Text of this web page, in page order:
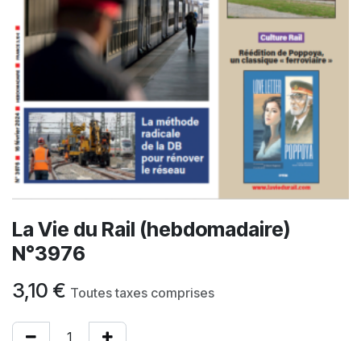
La Vie du Rail (hebdomadaire)
N°3976
3,10 € Toutes taxes comprises